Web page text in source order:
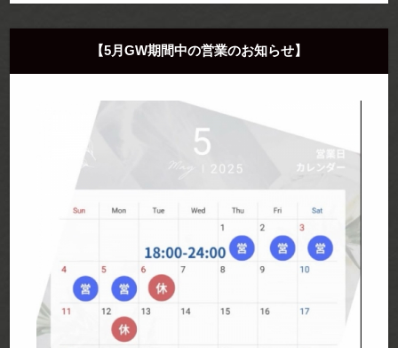
【5月GW期間中の営業のお知らせ】